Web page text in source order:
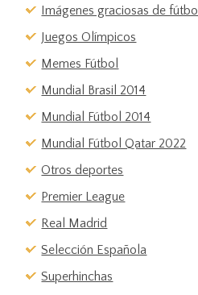
Imágenes graciosas de fútbol
Juegos Olímpicos
Memes Fútbol
Mundial Brasil 2014
Mundial Fútbol 2014
Mundial Fútbol Qatar 2022
Otros deportes
Premier League
Real Madrid
Selección Española
Superhinchas